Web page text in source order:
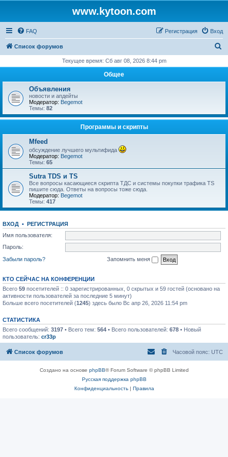
www.kytoon.com
FAQ Вход
Регистрация
Список форумов
с
Текущее время: Сб авг 08, 2026 8:44 pm
Общее
Объявления
новости и апдейты
Модератор: Begemot
Темы: 82
Программы и скрипты
Mfeed
обсуждение лучшего мультифида
Модератор: Begemot
Темы: 65
Sutra TDS и TS
Все вопросы касающиеся скрипта ТДС и системы покупки трафика TS
пишите сюда. Ответы на вопросы тоже сюда.
Модератор: Begemot
Темы: 417
ВХОД • РЕГИСТРАЦИЯ
Имя пользователя:
Пароль:
Забыли пароль?
Запомнить меня
КТО СЕЙЧАС НА КОНФЕРЕНЦИИ
Всего 59 посетителей :: 0 зарегистрированных, 0 скрытых и 59 гостей (основано на
активности пользователей за последние 5 минут)
Больше всего посетителей (1245) здесь было Вс апр 26, 2026 11:54 pm
СТАТИСТИКА
Всего сообщений: 3197 • Всего тем: 564 • Всего пользователей: 678 • Новый
пользователь: cr33p
Список форумов Часовой пояс: UTC
Создано на основе phpBB® Forum Software © phpBB Limited
Русская поддержка phpBB
Конфиденциальность| Правила